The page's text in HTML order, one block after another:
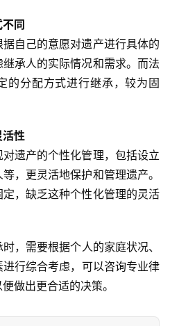
同
自己的意愿对遗产进行具体的
承人的实际情况和需求。而法
的分配方式进行继承，较为固
活性
遗产的个性化管理，包括设立
，更灵活地保护和管理遗产。
，缺乏这种个性化管理的灵活
，需要根据个人的家庭状况、
行综合考虑，可以咨询专业律
做出更合适的决策。